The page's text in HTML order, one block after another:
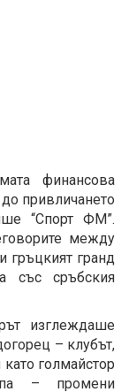
финансова
привличането
“Спорт ФМ”.
между
гръцкият гранд
със сръбския
изглеждаше
– клубът,
голмайстор
– промени